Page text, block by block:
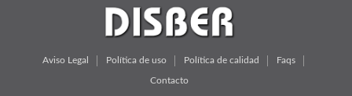
Aviso Legal Política de uso Política de calidad Faqs
Contacto